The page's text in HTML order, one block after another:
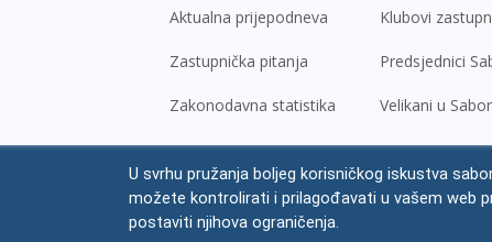
Aktualna prijepodneva
Zastupnička pitanja
Zakonodavna statistika
Klubovi
Predsjednici
Velikani u
© Hrvatski sabor, 2026
U svrhu pružanja boljeg korisničkog iskustva
možete kontrolirati i prilagođavati u vašem web
postaviti njihova ograničenja.